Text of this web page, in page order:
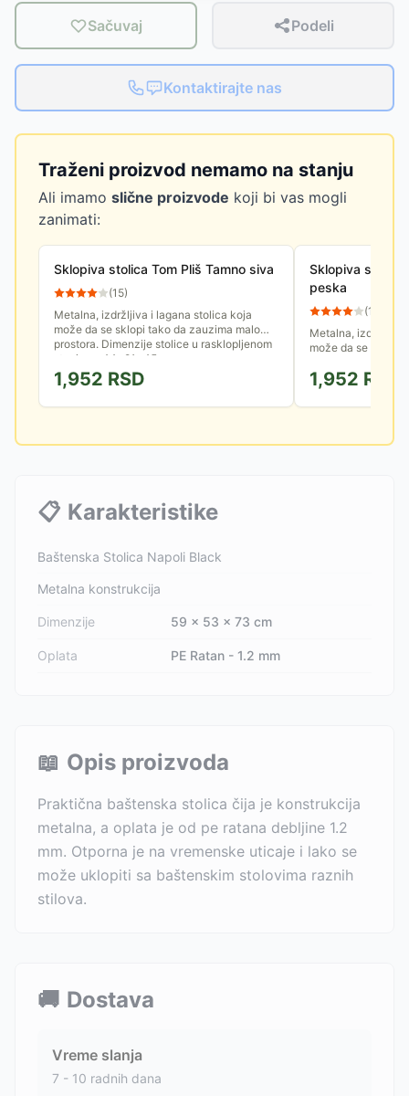
Sačuvaj Podeli
Kontaktirajte nas
Traženi proizvod nemamo na stanju
Ali imamo slične proizvode koji bi vas mogli
zanimati:
Sklopiva stolica Tom Pliš Tamno siva
(15)
Metalna, izdržljiva i lagana stolica koja
može da se sklopi tako da zauzima malo
prostora. Dimenzije stolice u rasklopljenom
stanju su 44x81x45cm.
1,952 RSD
Sklopiva stolica
peska
(12
Metalna, izdržljiva
može da se sklopi
stanju su
1,952 RSD
📋 Karakteristike
Baštenska Stolica Napoli Black
Metalna konstrukcija
Dimenzije 59 x 53 x 73 cm
Oplata PE Ratan - 1.2 mm
📖 Opis proizvoda
Praktična baštenska stolica čija je konstrukcija
metalna, a oplata je od pe ratana debljine 1.2
mm. Otporna je na vremenske uticaje i lako se
može uklopiti sa baštenskim stolovima raznih
stilova.
🚚 Dostava
Vreme slanja
7 - 10 radnih dana